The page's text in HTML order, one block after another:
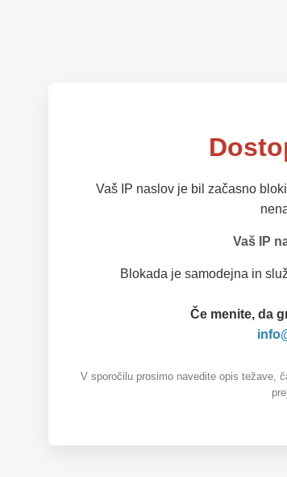
Vaš IP naslov je bil začasno
Vaš IP
Blokada je samodejna in
Če menite, da
V sporočilu prosimo navedite opis težave,